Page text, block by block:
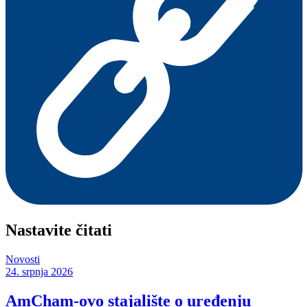
Nastavite čitati
Novosti
24. srpnja 2026
AmCham-ovo stajalište o uređenju